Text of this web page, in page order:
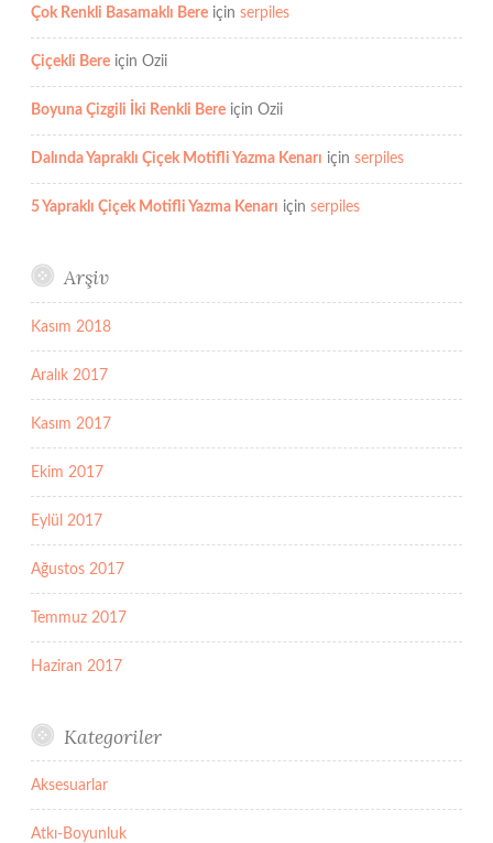
Çok Renkli Basamaklı Bere için serpiles
Çiçekli Bere için Ozii
Boyuna Çizgili İki Renkli Bere için Ozii
Dalında Yapraklı Çiçek Motifli Yazma Kenarı için serpiles
5 Yapraklı Çiçek Motifli Yazma Kenarı için serpiles
Arşiv
Kasım 2018
Aralık 2017
Kasım 2017
Ekim 2017
Eylül 2017
Ağustos 2017
Temmuz 2017
Haziran 2017
Kategoriler
Aksesuarlar
Atkı-Boyunluk